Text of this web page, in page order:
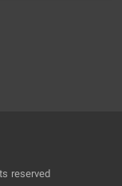
reserved